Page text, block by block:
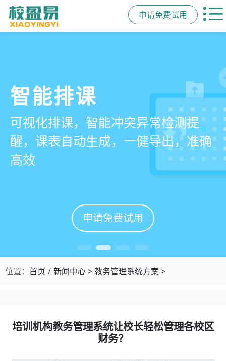
申请免费试用
管学校，用校盈易
培训机构教务管理系
统
有效提升运营管理效率45%
申请免费试用
智能排课
可视化排课，智能冲突异常检测提
醒，课表自动生成，一健导出，准确
高效
申请免费试用
课时统计
学员签到同步扣减课时，老师带课量
自动统计、汇总，数据清晰可查免扯
皮
申请免费试用
家校互动
一部手机链接教师、学员、家长，沟
通互动零距离，服务贴心铸口碑促续
费
申请免费试用
位置： 首页 新闻中心>教务管理系统方案>
培训机构教务管理系统让校长轻松管理各校区
财务？